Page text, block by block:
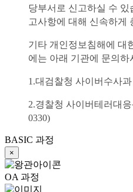
당부서로 신고하실 수 있
고사항에 대해 신속하게
기타 개인정보침해에 대
에는 아래 기관에 문의하
1.대검찰청 사이버수사과
2.경찰청 사이버테러대
0330)
BASIC 과정
×
OA 과정